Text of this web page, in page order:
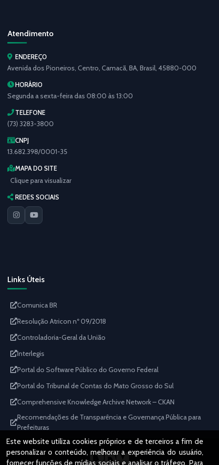
Atendimento
ENDEREÇO
Avenida dos Pioneiros, Centro, Camacã, BA, Brasil, 45880-000
HORÁRIO
Segunda a sexta-feira das 08:00 às 13:00
TELEFONE
(73) 3283-3800
CNPJ
13.682.398/0001-35
MAPA DO SITE
Clique para visualizar
REDES SOCIAIS
Links Úteis
Comunica BR
Resolução Atricon nº 09/2018
Controladoria-Geral da União
Interlegis
Portal do Software Público do Governo Federal
Portal do Tribunal de Contas do Mato Grosso do Sul
Comprehensive Knowledge Archive Network – CKAN
Recomendações de Transparência e Governança Pública para
Prefeituras
Este website utiliza cookies próprios e de terceiros a fim de
personalizar o conteúdo, melhorar a experiência do usuário,
fornecer funções de mídias sociais e analisar o tráfego. Para